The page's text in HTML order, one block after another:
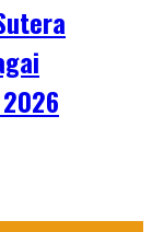
2026